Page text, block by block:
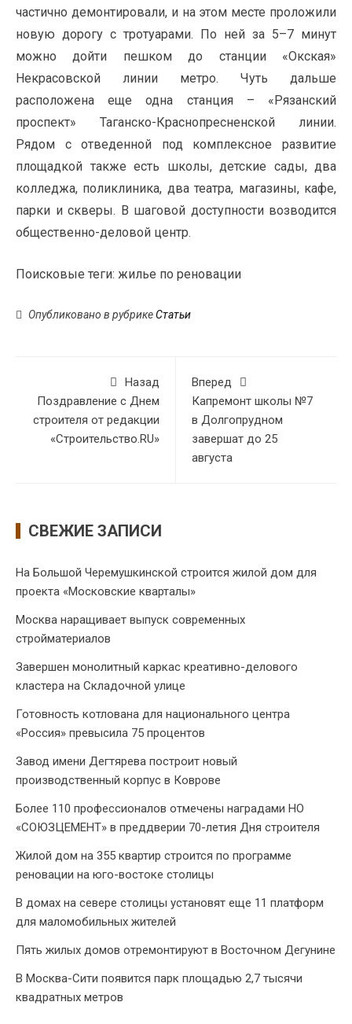
частично демонтировали, и на этом месте проложили
новую дорогу с тротуарами. По ней за 5–7 минут
можно дойти пешком до станции «Окская»
Некрасовской линии метро. Чуть дальше
расположена еще одна станция – «Рязанский
проспект» Таганско-Краснопресненской линии.
Рядом с отведенной под комплексное развитие
площадкой также есть школы, детские сады, два
колледжа, поликлиника, два театра, магазины, кафе,
парки и скверы. В шаговой доступности возводится
общественно-деловой центр.
Поисковые теги: жилье по реновации
Опубликовано в рубрикеСтатьи
Назад
Поздравление с Днем
строителя от редакции
«Строительство.RU»
Вперед
Капремонт школы №7
в Долгопрудном
завершат до 25
августа
СВЕЖИЕ ЗАПИСИ
На Большой Черемушкинской строится жилой дом для
проекта «Московские кварталы»
Москва наращивает выпуск современных
стройматериалов
Завершен монолитный каркас креативно-делового
кластера на Складочной улице
Готовность котлована для национального центра
«Россия» превысила 75 процентов
Завод имени Дегтярева построит новый
производственный корпус в Коврове
Более 110 профессионалов отмечены наградами НО
«СОЮЗЦЕМЕНТ» в преддверии 70-летия Дня строителя
Жилой дом на 355 квартир строится по программе
реновации на юго-востоке столицы
В домах на севере столицы установят еще 11 платформ
для маломобильных жителей
Пять жилых домов отремонтируют в Восточном Дегунине
В Москва-Сити появится парк площадью 2,7 тысячи
квадратных метров